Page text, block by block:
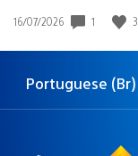
Data
publicação:
16/07/2026 1 3
Selecione
uma
Região
atual:
Portuguese (Br)